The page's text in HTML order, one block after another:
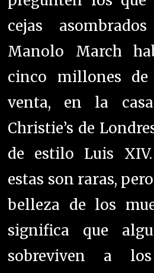
de estilo Luis XIV.
estas son raras,
belleza de los
significa que
sobreviven a
embargo, muchos
por el coste
mantenerlos.
Pero muchos
dedican a restaurar